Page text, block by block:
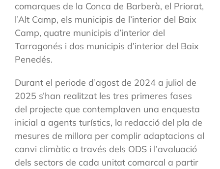
comarques de la Conca de Barberà, el Priorat,
l’Alt Camp, els municipis de l’interior del Baix
Camp, quatre municipis d’interior del
Tarragonés i dos municipis d’interior del Baix
Penedés.
Durant el periode d’agost de 2024 a juliol de
2025 s’han realitzat les tres primeres fases
del projecte que contemplaven una enquesta
inicial a agents turístics, la redacció del pla de
mesures de millora per complir adaptacions al
canvi climàtic a través dels ODS i l’avaluació
dels sectors de cada unitat comarcal a partir